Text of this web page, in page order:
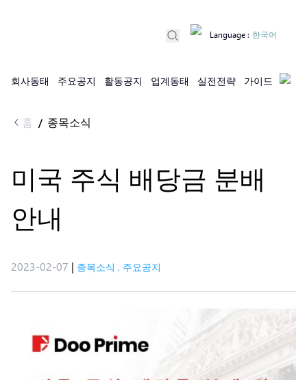
회사동태 주요공지 활동공지 업계동태 실전전략 가이드
Language : 한국어
홈 / 종목소식
미국 주식 배당금 분배
안내
2023-02-07 | 종목소식 , 주요공지